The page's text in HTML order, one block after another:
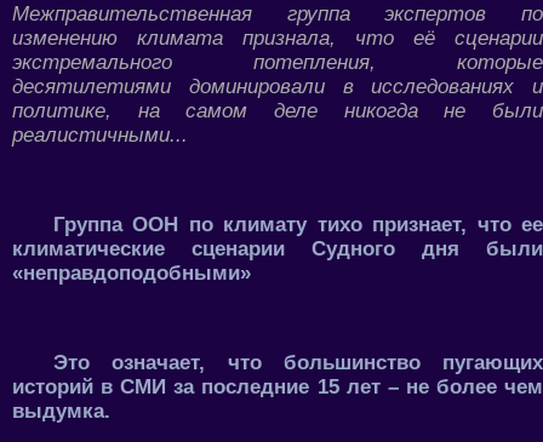
Межправительственная группа экспертов по
изменению климата признала, что её сценарии
экстремального потепления, которые
десятилетиями доминировали в исследованиях и
политике, на самом деле никогда не были
реалистичными...
Группа ООН по климату тихо признает, что ее
климатические сценарии Судного дня были
«неправдоподобными»
Это означает, что большинство пугающих
историй в СМИ за последние 15 лет – не более чем
выдумка.